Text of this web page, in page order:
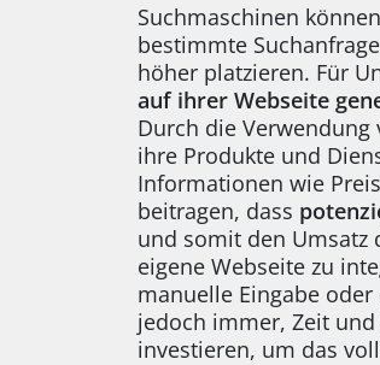
Suchmaschinen
bestimmte
höher platzieren. Für
auf ihrer Webseite
Durch die
ihre Produkte und
Informationen wie
beitragen, dass
und somit den Umsatz
eigene Webseite zu
manuelle Eingabe
jedoch immer, Zeit
investieren, um das